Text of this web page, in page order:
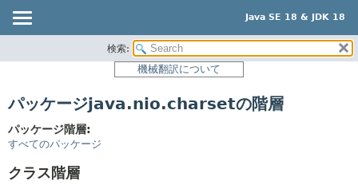
Java SE 18 & JDK 18
パッケージ
クラス
使用
階層ツリー
検索:
機械翻訳について
パッケージjava.nio.charsetの階層
パッケージ階層:
すべてのパッケージ
クラス階層